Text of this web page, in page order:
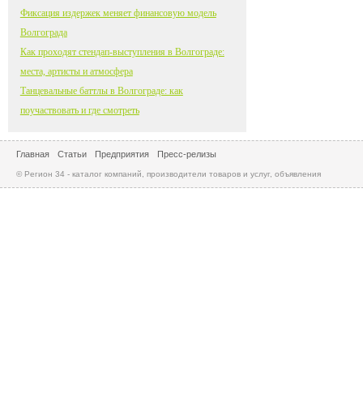
Фиксация издержек меняет финансовую модель
Волгограда
Как проходят стендап-выступления в Волгограде:
места, артисты и атмосфера
Танцевальные баттлы в Волгограде: как
поучаствовать и где смотреть
Главная Статьи Предприятия Пресс-релизы
© Регион 34 - каталог компаний, производители товаров и услуг, объявления